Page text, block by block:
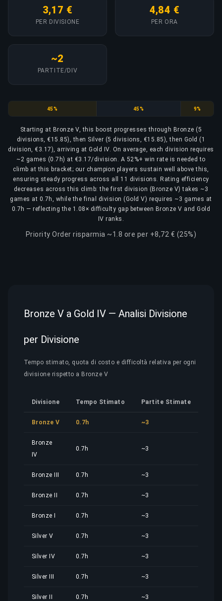
3,17 €
PER DIVISIONE
4,84 €
PER ORA
~2
PARTITE/DIV
Bronze
45% Silver
45% Gold
9%
Starting at Bronze V, this boost progresses through Bronze (5
divisions, €15.85), then Silver (5 divisions, €15.85), then Gold (1
division, €3.17), arriving at Gold IV. On average, each division requires
~2 games (0.7h) at €3.17/division. A 52%+ win rate is needed to
climb at this bracket; our champion players sustain well above this,
ensuring steady progress across all 11 divisions. Rating efficiency
decreases across this climb: the first division (Bronze V) takes ~3
games at 0.7h, while the final division (Gold V) requires ~3 games at
0.7h — reflecting the 1.08× difficulty gap between Bronze V and Gold
IV ranks.
Priority Order risparmia ~1.8 ore per +8,72 € (25%)
Bronze V a Gold IV — Analisi Divisione
per Divisione
Tempo stimato, quota di costo e difficoltà relativa per ogni
divisione rispetto a Bronze V
Divisione Tempo Stimato Partite Stimate
Bronze V 0.7h ~3
Bronze
IV
0.7h ~3
Bronze III 0.7h ~3
Bronze II 0.7h ~3
Bronze I 0.7h ~3
Silver V 0.7h ~3
Silver IV 0.7h ~3
Silver III 0.7h ~3
Silver II 0.7h ~3